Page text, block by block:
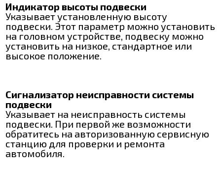
Индикатор высоты подвески
Указывает установленную высоту
подвески. Этот параметр можно установить
на головном устройстве, подвеску можно
установить на низкое, стандартное или
высокое положение.
Сигнализатор неисправности системы
подвески
Указывает на неисправность системы
подвески. При первой же возможности
обратитесь на авторизованную сервисную
станцию для проверки и ремонта
автомобиля.